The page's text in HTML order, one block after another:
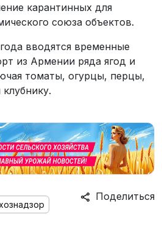
карантинных для
союза объектов.
вводятся временные
из Армении ряда ягод и
томаты, огурцы, перцы,
Поделиться